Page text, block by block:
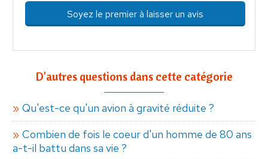
Soyez le premier à laisser un avis
D'autres questions dans cette catégorie
Qu'est-ce qu'un avion à gravité réduite ?
Combien de fois le coeur d'un homme de 80 ans
a-t-il battu dans sa vie ?